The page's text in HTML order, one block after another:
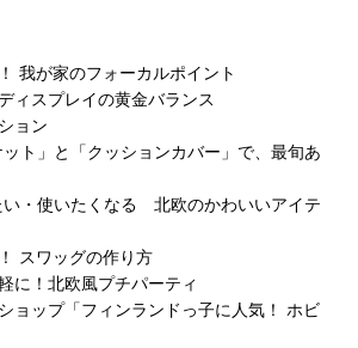
我が家のフォーカルポイント
ィスプレイの黄金バランス
ョン
ト」と「クッションカバー」で、最旬あ
・使いたくなる 北欧のかわいいアイテ
スワッグの作り方
に！北欧風プチパーティ
ョップ「フィンランドっ子に人気！ ホビ